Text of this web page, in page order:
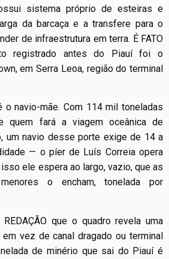
sistema próprio de esteiras e
da barcaça e a transfere para o
de infraestrutura em terra. É FATO
registrado antes do Piauí foi o
em Serra Leoa, região do terminal
o navio-mãe. Com 114 mil toneladas
quem fará a viagem oceânica de
um navio desse porte exige de 14 a
— o píer de Luís Correia opera
ele espera ao largo, vazio, que as
o encham, tonelada por
REDAÇÃO que o quadro revela uma
vez de canal dragado ou terminal
de minério que sai do Piauí é